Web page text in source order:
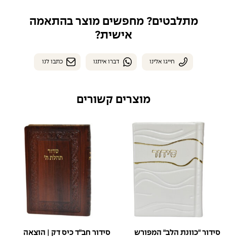
מתלבטים? מחפשים מוצר בהתאמה
אישית?
חייגו אלינו דברו איתנו כתבו לנו
מוצרים קשורים
סידור "כוונת הלב" המפורש
סידור חב״ד כיס דק | הוצאה